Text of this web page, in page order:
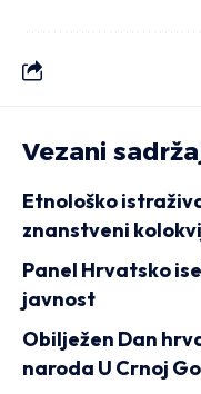
Vezani
Etnološko
znanstveni
Panel Hrvatsko
javnost
Obilježen Dan
naroda U Crnoj